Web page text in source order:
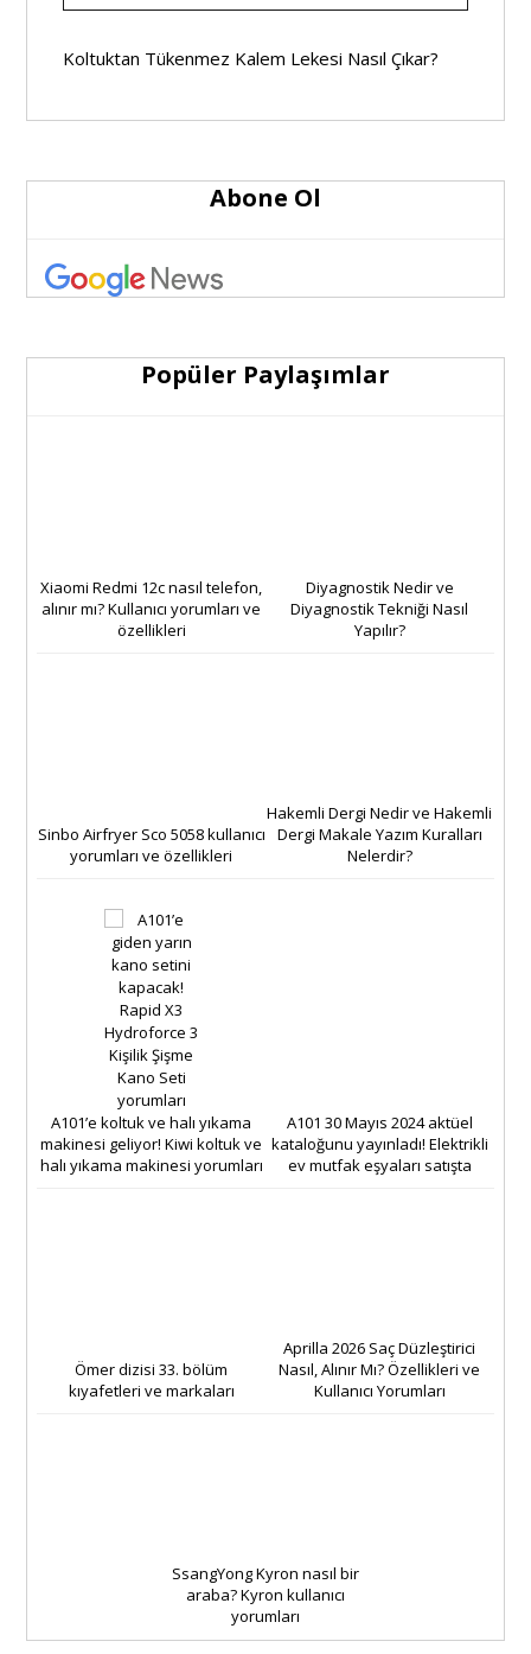
Koltuktan Tükenmez Kalem Lekesi Nasıl Çıkar?
Abone Ol
Popüler Paylaşımlar
Xiaomi Redmi 12c nasıl telefon,
alınır mı? Kullanıcı yorumları ve
özellikleri
Diyagnostik Nedir ve
Diyagnostik Tekniği Nasıl
Yapılır?
Sinbo Airfryer Sco 5058 kullanıcı
yorumları ve özellikleri
Hakemli Dergi Nedir ve Hakemli
Dergi Makale Yazım Kuralları
Nelerdir?
A101’e koltuk ve halı yıkama
makinesi geliyor! Kiwi koltuk ve
halı yıkama makinesi yorumları
A101 30 Mayıs 2024 aktüel
kataloğunu yayınladı! Elektrikli
ev mutfak eşyaları satışta
Ömer dizisi 33. bölüm
kıyafetleri ve markaları
Aprilla 2026 Saç Düzleştirici
Nasıl, Alınır Mı? Özellikleri ve
Kullanıcı Yorumları
SsangYong Kyron nasıl bir
araba? Kyron kullanıcı
yorumları